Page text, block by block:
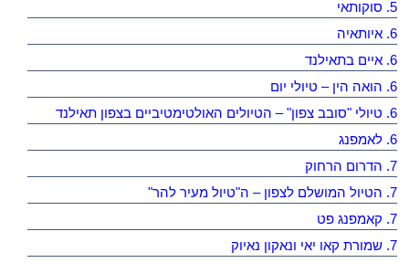
5. סוקותאי
6. איותאיה
6. איים בתאילנד
6. הואה הין – טיולי יום
6. טיולי "סובב צפון" – הטיולים האולטימטיביים בצפון תאילנד
6. לאמפנג
7. הדרום הרחוק
7. הטיול המושלם לצפון – ה"טיול מעיר להר"
7. קאמפנג פט
7. שמורת קאו יאי ונאקון נאיוק